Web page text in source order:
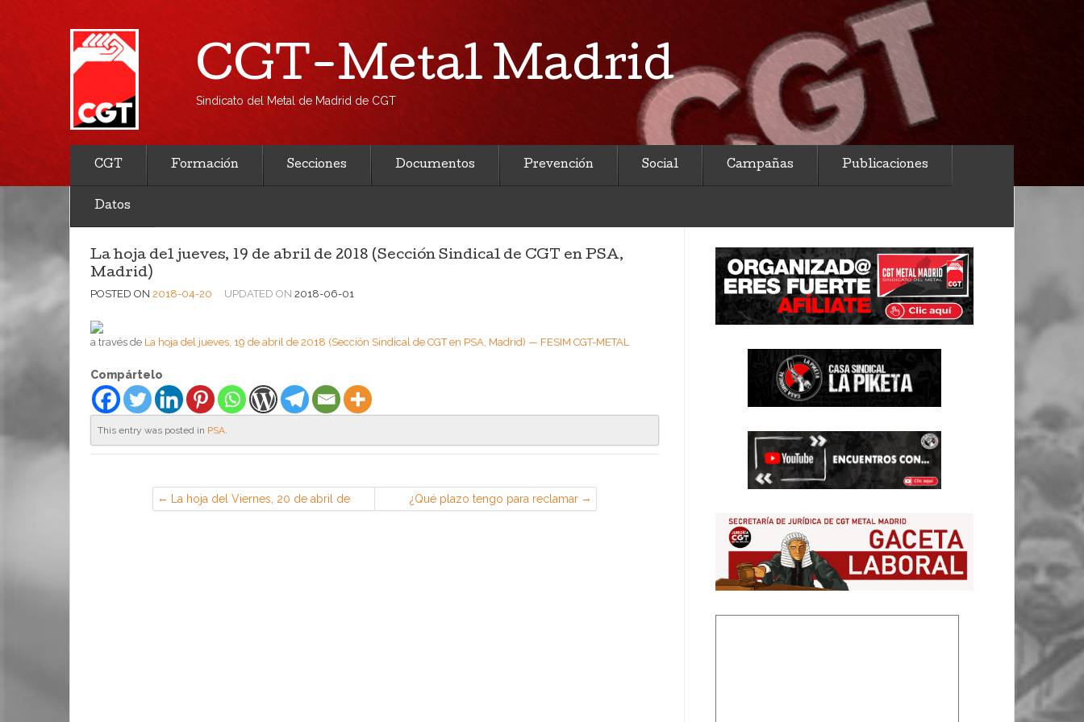
CGT-Metal Madrid
Sindicato del Metal de Madrid de CGT
CGT Formación Secciones Documentos Prevención Social Campañas Publicaciones
Datos
La hoja del jueves, 19 de abril de 2018 (Sección Sindical de CGT en PSA,
Madrid)
POSTED ON 2018-04-20 UPDATED ON 2018-06-01
a través de La hoja del jueves, 19 de abril de 2018 (Sección Sindical de CGT en PSA, Madrid) — FESIM CGT-METAL
Compártelo
This entry was posted in PSA.
La hoja del Viernes, 20 de abril de
2018 (Sección Sindical de CGT en
¿Qué plazo tengo para reclamar
salarios y cantidades a la empresa?